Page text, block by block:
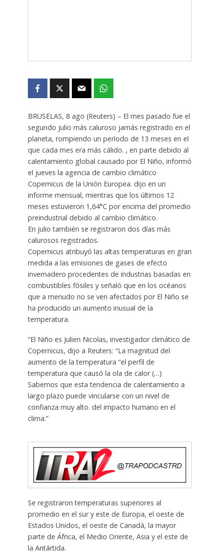
BRUSELAS, 8 ago (Reuters) – El mes pasado fue el
segundo julio más caluroso jamás registrado en el
planeta, rompiendo un período de 13 meses en el
que cada mes era más cálido. , en parte debido al
calentamiento global causado por El Niño, informó
el jueves la agencia de cambio climático
Copernicus de la Unión Europea. dijo en un
informe mensual, mientras que los últimos 12
meses estuvieron 1,64°C por encima del promedio
preindustrial debido al cambio climático.
En julio también se registraron dos días más
calurosos registrados.
Copernicus atribuyó las altas temperaturas en gran
medida a las emisiones de gases de efecto
invernadero procedentes de industrias basadas en
combustibles fósiles y señaló que en los océanos
que a menudo no se ven afectados por El Niño se
ha producido un aumento inusual de la
temperatura.
“El Niño es Julien Nicolas, investigador climático de
Copernicus, dijo a Reuters: “La magnitud del
aumento de la temperatura “el perfil de
temperatura que causó la ola de calor (…)
Sabemos que esta tendencia de calentamiento a
largo plazo puede vincularse con un nivel de
confianza muy alto. del impacto humano en el
clima.”
Se registraron temperaturas superiores al
promedio en el sur y este de Europa, el oeste de
Estados Unidos, el oeste de Canadá, la mayor
parte de África, el Medio Oriente, Asia y el este de
la Antártida.